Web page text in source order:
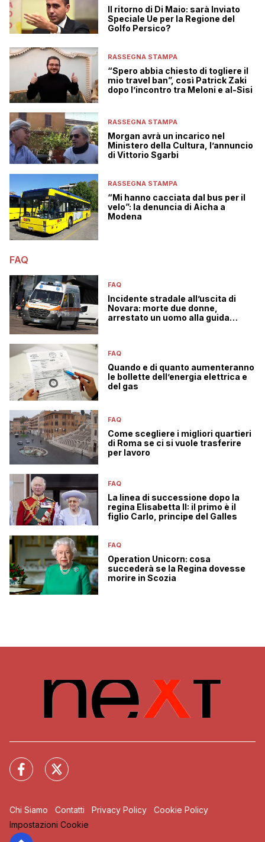
Il ritorno di Di Maio: sarà Inviato
Speciale Ue per la Regione del
Golfo Persico?
RASSEGNA STAMPA
“Spero abbia chiesto di togliere il
mio travel ban”, così Patrick Zaki
dopo l’incontro tra Meloni e al-Sisi
RASSEGNA STAMPA
Morgan avrà un incarico nel
Ministero della Cultura, l’annuncio
di Vittorio Sgarbi
RASSEGNA STAMPA
“Mi hanno cacciata dal bus per il
velo”: la denuncia di Aicha a
Modena
FAQ
FAQ
Incidente stradale all’uscita di
Novara: morte due donne,
arrestato un uomo alla guida
FAQ
Quando e di quanto aumenteranno
le bollette dell’energia elettrica e
del gas
FAQ
Come scegliere i migliori quartieri
di Roma se ci si vuole trasferire
per lavoro
FAQ
La linea di successione dopo la
regina Elisabetta II: il primo è il
figlio Carlo, principe del Galles
FAQ
Operation Unicorn: cosa
succederà se la Regina dovesse
morire in Scozia
Chi Siamo Contatti Privacy Policy
Cookie Policy
Impostazioni Cookie